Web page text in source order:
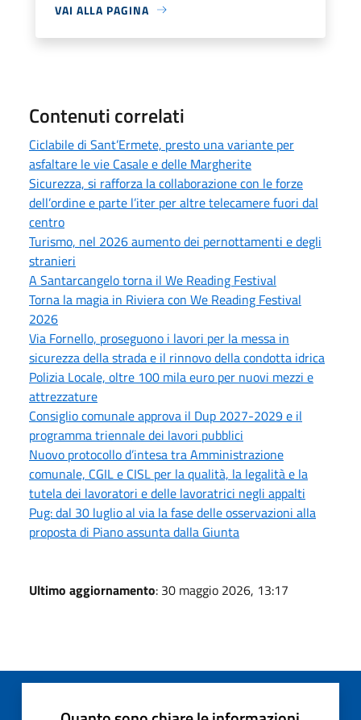
VAI ALLA PAGINA
Contenuti correlati
Ciclabile di Sant’Ermete, presto una variante per
asfaltare le vie Casale e delle Margherite
Sicurezza, si rafforza la collaborazione con le forze
dell’ordine e parte l’iter per altre telecamere fuori dal
centro
Turismo, nel 2026 aumento dei pernottamenti e degli
stranieri
A Santarcangelo torna il We Reading Festival
Torna la magia in Riviera con We Reading Festival
2026
Via Fornello, proseguono i lavori per la messa in
sicurezza della strada e il rinnovo della condotta idrica
Polizia Locale, oltre 100 mila euro per nuovi mezzi e
attrezzature
Consiglio comunale approva il Dup 2027-2029 e il
programma triennale dei lavori pubblici
Nuovo protocollo d’intesa tra Amministrazione
comunale, CGIL e CISL per la qualità, la legalità e la
tutela dei lavoratori e delle lavoratrici negli appalti
Pug: dal 30 luglio al via la fase delle osservazioni alla
proposta di Piano assunta dalla Giunta
Ultimo aggiornamento: 30 maggio 2026, 13:17